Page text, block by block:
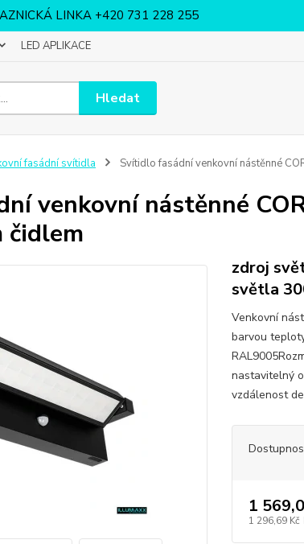
LINKA +420 731 228 255
LED APLIKACE
Hledat
fasádní svítidla Svítidlo fasádní venkovní nástěnné
venkovní nástěnné
čidlem
zdroj
světla
Venkovní
barvou
nastavitelný
1
1 296,69 Kč